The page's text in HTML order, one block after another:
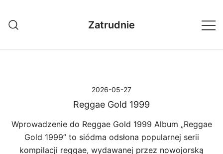
treści
Zatrudnie
2026-05-27
Reggae Gold 1999
Wprowadzenie do Reggae Gold 1999 Album „Reggae
Gold 1999” to siódma odsłona popularnej serii
kompilacji reggae, wydawanej przez nowojorską